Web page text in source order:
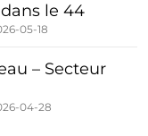
le 44
05-18
– Secteur
04-28